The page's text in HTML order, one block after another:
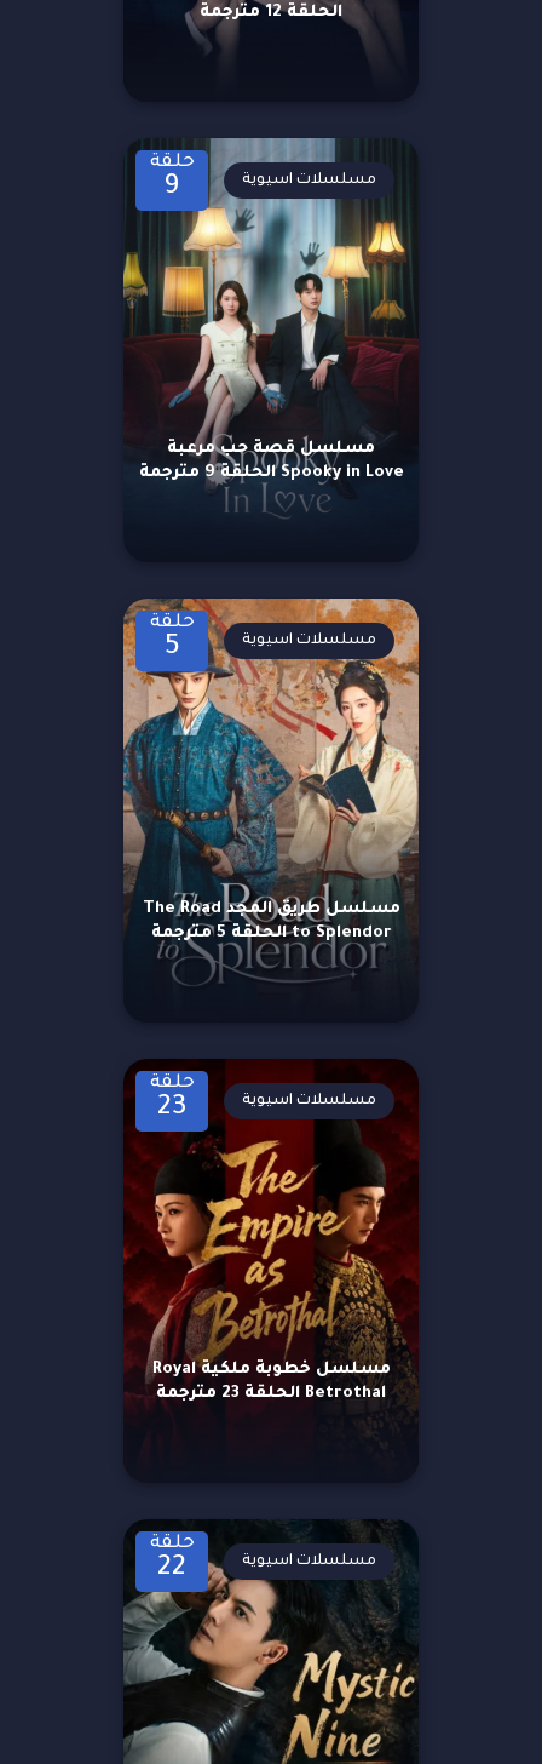
الحلقة 12 مترجمة
حلقة
9
مسلسل قصة حب مرعبة
Spooky in Love الحلقة 9 مترجمة
مسلسلات اسيوية
حلقة
5
مسلسل طريق المجد The Road
to Splendor الحلقة 5 مترجمة
مسلسلات اسيوية
حلقة
23
مسلسل خطوبة ملكية Royal
Betrothal الحلقة 23 مترجمة
مسلسلات اسيوية
حلقة
22 مسلسلات اسيوية